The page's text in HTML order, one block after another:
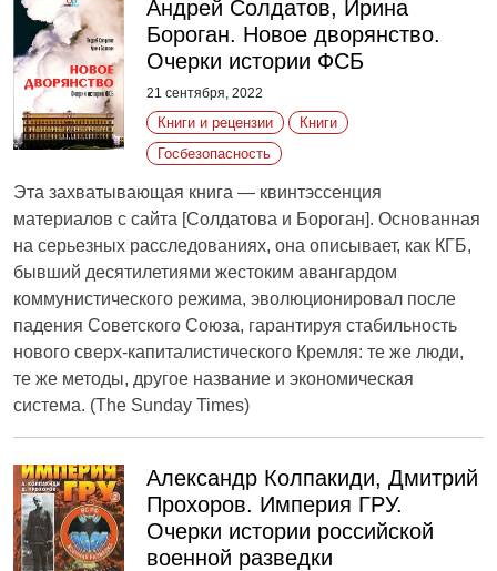
Андрей Солдатов, Ирина
Бороган. Новое дворянство.
Очерки истории ФСБ
21 сентября, 2022
Книги и рецензии
Книги
Госбезопасность
Эта захватывающая книга — квинтэссенция
материалов с сайта [Солдатова и Бороган]. Основанная
на серьезных расследованиях, она описывает, как КГБ,
бывший десятилетиями жестоким авангардом
коммунистического режима, эволюционировал после
падения Советского Союза, гарантируя стабильность
нового сверх-капиталистического Кремля: те же люди,
те же методы, другое название и экономическая
система. (The Sunday Times)
Александр Колпакиди, Дмитрий
Прохоров. Империя ГРУ.
Очерки истории российской
военной разведки